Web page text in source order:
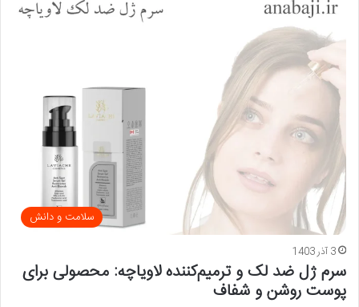
سلامت و دانش
3 آذر 1403
سرم ژل ضد لک و ترمیم‌کننده لاویاچه: محصولی برای
پوست روشن و شفاف